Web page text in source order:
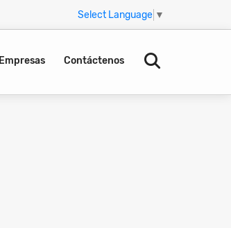
Select Language ▼
Empresas Contáctenos